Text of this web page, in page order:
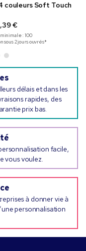
couleurs Soft Touch
€
:100
sous 2 jours ouvrés*
délais et dans les
rapides, des
prix bas.
facile,
vous voulez.
à donner vie à
personnalisation